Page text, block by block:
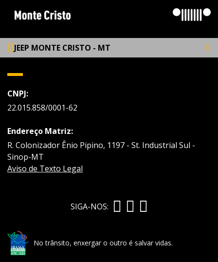
JEEP MONTE CRISTO - MT
CNPJ:
22.015.858/0001-62
Endereço Matriz:
R. Colonizador Ênio Pipino, 1197 - St. Industrial Sul -
Sinop-MT
Aviso de Texto Legal
SIGA-NOS:
No trânsito, enxergar o outro é salvar vidas.